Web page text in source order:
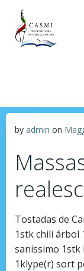
by admin on
Tostadas de
1stk chili árbol
sanissimo
1klype(r) sort